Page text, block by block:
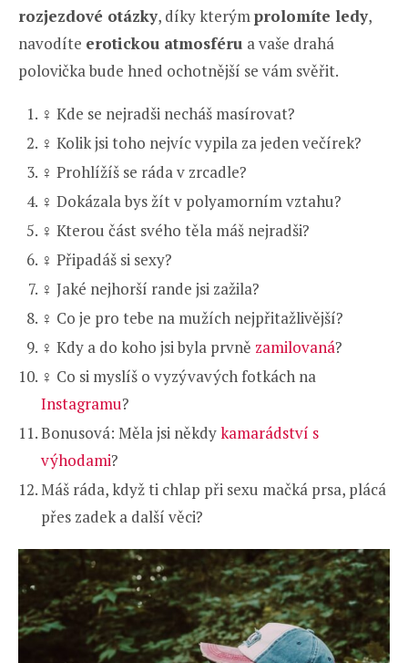
rozjezdové otázky, díky kterýmprolomíte ledy,
navodíte erotickou atmosféru a vaše drahá
polovička bude hned ochotnější se vám svěřit.
♀️ Kde se nejradši necháš masírovat?
♀️ Kolik jsi toho nejvíc vypila za jeden večírek?
♀️ Prohlížíš se ráda v zrcadle?
♀️ Dokázala bys žít v polyamorním vztahu?
♀️ Kterou část svého těla máš nejradši?
♀️ Připadáš si sexy?
♀️ Jaké nejhorší rande jsi zažila?
♀️ Co je pro tebe na mužích nejpřitažlivější?
♀️ Kdy a do koho jsi byla prvně zamilovaná?
♀️ Co si myslíš o vyzývavých fotkách na
Instagramu?
Bonusová: Měla jsi někdykamarádství s
výhodami?
Máš ráda, když ti chlap při sexu mačká prsa, plácá
přes zadek a další věci?